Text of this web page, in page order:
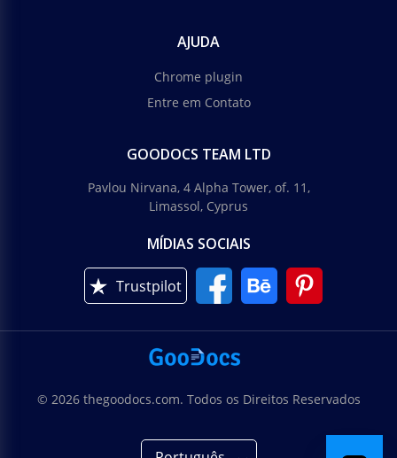
AJUDA
Chrome plugin
Entre em Contato
GOODOCS TEAM LTD
Pavlou Nirvana, 4 Alpha Tower, of. 11,
Limassol, Cyprus
MÍDIAS SOCIAIS
Trustpilot
© 2026 thegoodocs.com. Todos os Direitos Reservados